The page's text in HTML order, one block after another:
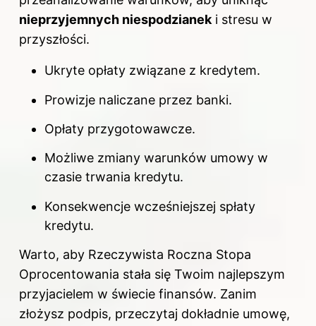
nieprzyjemnych niespodzianeki stresu w
przyszłości.
Ukryte opłaty związane z kredytem.
Prowizje naliczane przez banki.
Opłaty przygotowawcze.
Możliwe zmiany warunków umowy w
czasie trwania kredytu.
Konsekwencje wcześniejszej spłaty
kredytu.
Warto, aby Rzeczywista Roczna Stopa
Oprocentowania stała się Twoim najlepszym
przyjacielem w świecie finansów. Zanim
złożysz podpis, przeczytaj dokładnie umowę,